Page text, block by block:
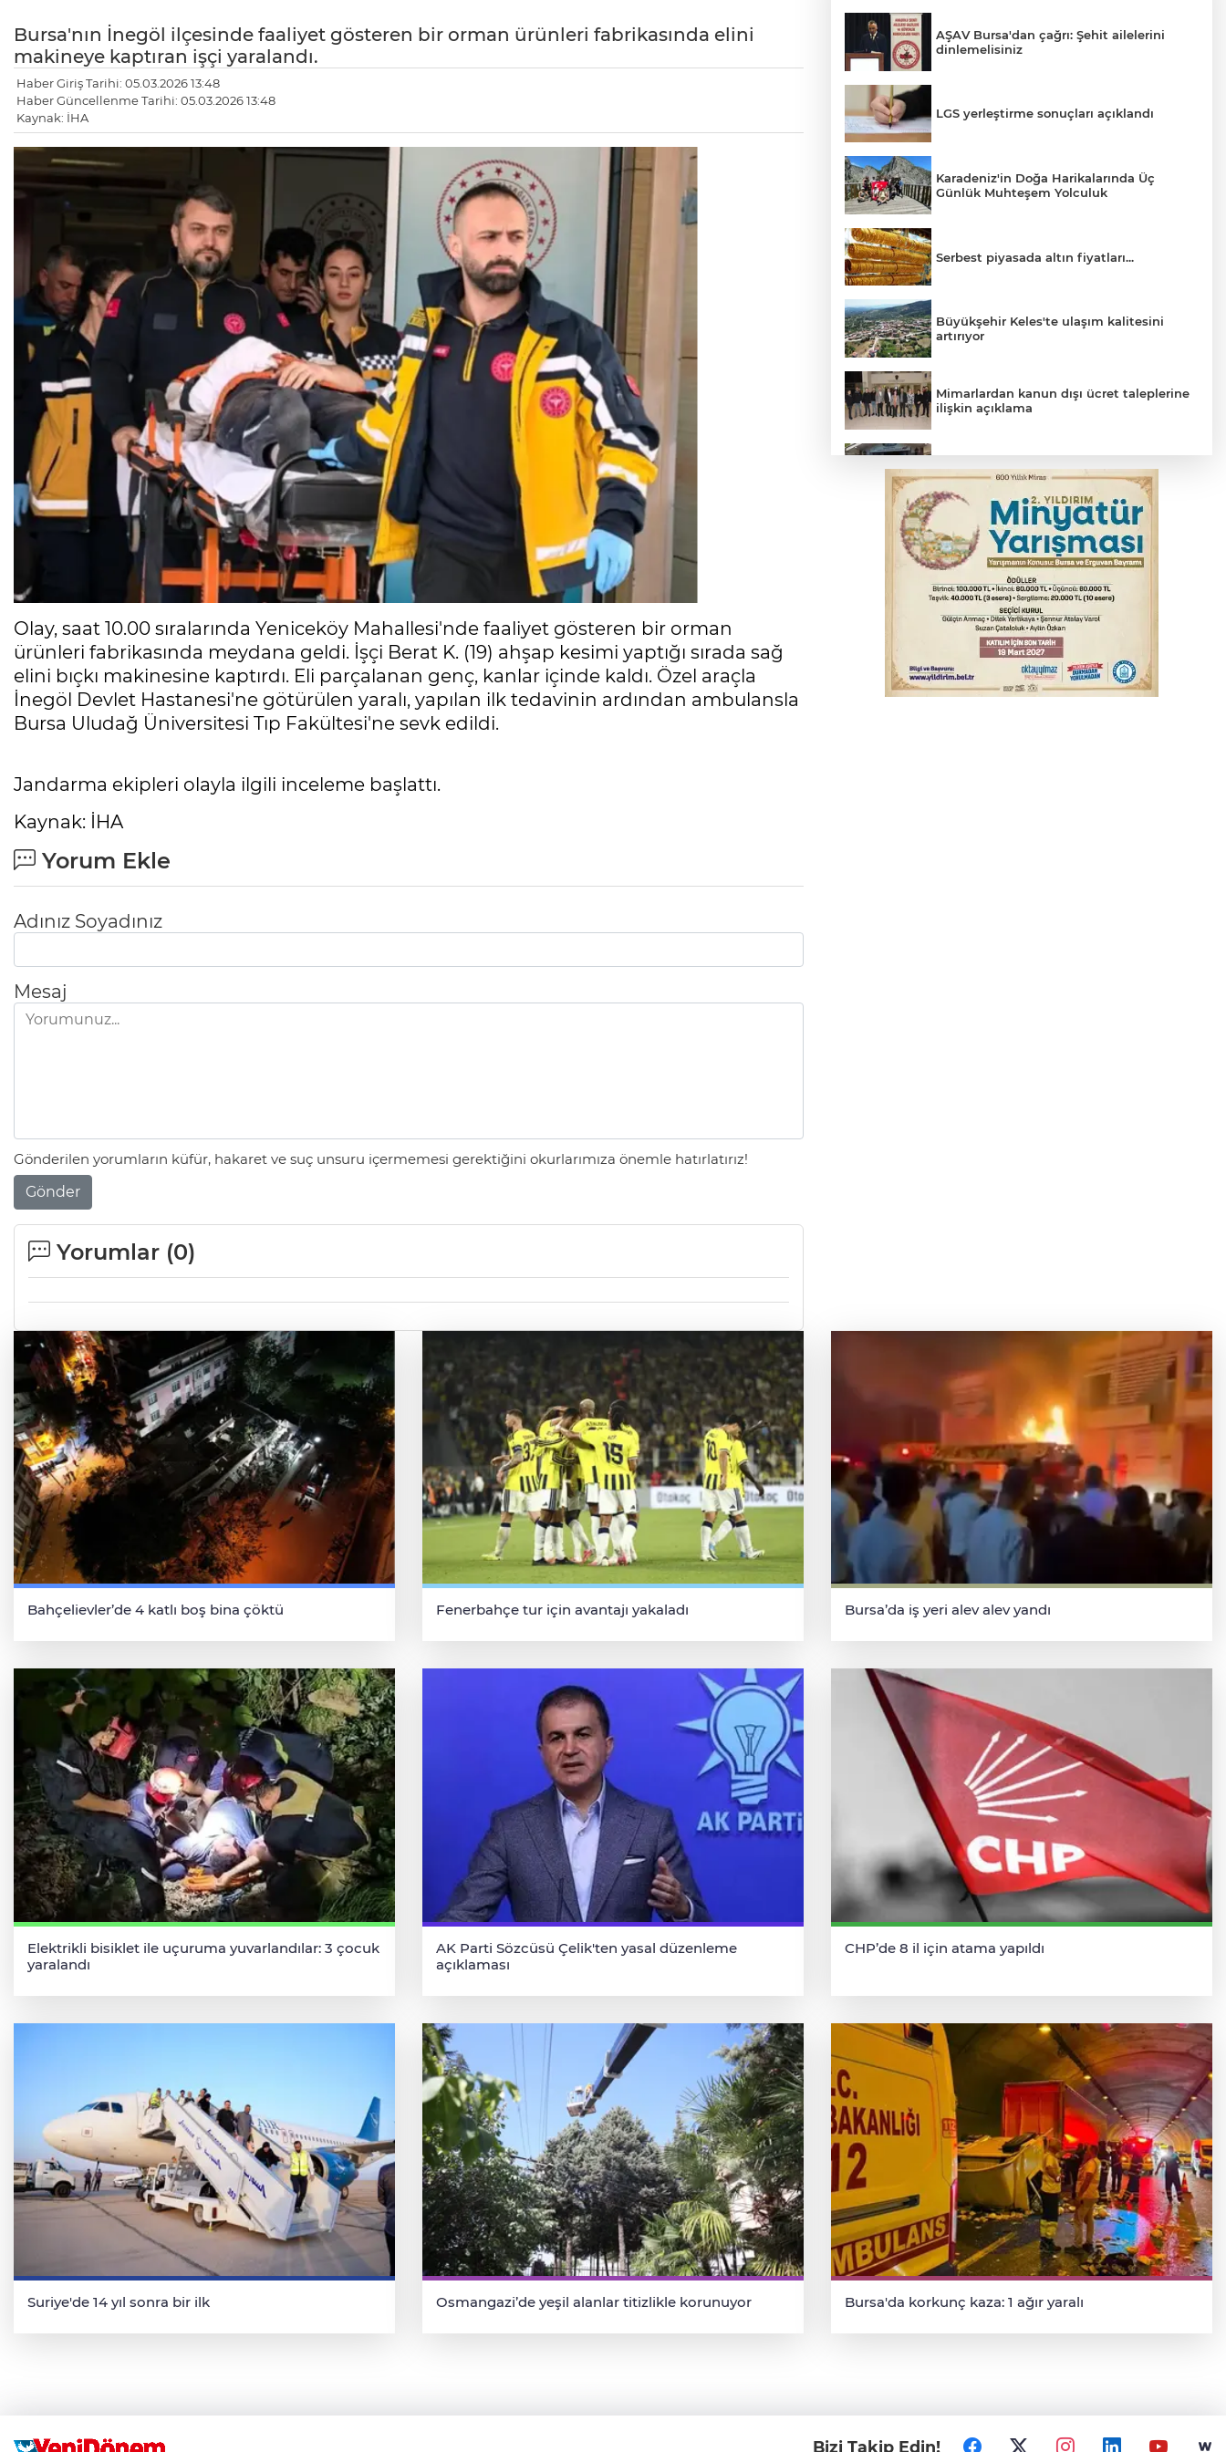
Bursa'nın İnegöl ilçesinde faaliyet gösteren bir orman ürünleri fabrikasında elini
makineye kaptıran işçi yaralandı.
Haber Giriş Tarihi: 05.03.2026 13:48
Haber Güncellenme Tarihi: 05.03.2026 13:48
Kaynak: İHA
Olay, saat 10.00 sıralarında Yeniceköy Mahallesi'nde faaliyet gösteren bir orman
ürünleri fabrikasında meydana geldi. İşçi Berat K. (19) ahşap kesimi yaptığı sırada sağ
elini bıçkı makinesine kaptırdı. Eli parçalanan genç, kanlar içinde kaldı. Özel araçla
İnegöl Devlet Hastanesi'ne götürülen yaralı, yapılan ilk tedavinin ardından ambulansla
Bursa Uludağ Üniversitesi Tıp Fakültesi'ne sevk edildi.
Jandarma ekipleri olayla ilgili inceleme başlattı.
Kaynak: İHA
Yorum Ekle
Adınız Soyadınız
Mesaj
Gönderilen yorumların küfür, hakaret ve suç unsuru içermemesi gerektiğini okurlarımıza önemle hatırlatırız!
Gönder
Yorumlar (0)
AŞAV Bursa'dan çağrı: Şehit ailelerini
dinlemelisiniz
LGS yerleştirme sonuçları açıklandı
Karadeniz'in Doğa Harikalarında Üç
Günlük Muhteşem Yolculuk
Serbest piyasada altın fiyatları...
Büyükşehir Keles'te ulaşım kalitesini
artırıyor
Mimarlardan kanun dışı ücret taleplerine
ilişkin açıklama
Başkan Aydın: Tüm imkanları sunuyoruz
Başkan Dalgıç: Denizler halkındır
Bursa’da bugün hava nasıl olacak?
Bursa'da kontrolden çıkan araç orta
refüje çıktı
Bahçelievler’de 4 katlı boş bina çöktü Fenerbahçe tur için avantajı yakaladı Bursa’da iş yeri alev alev yandı
Elektrikli bisiklet ile uçuruma yuvarlandılar: 3 çocuk
yaralandı
AK Parti Sözcüsü Çelik'ten yasal düzenleme
açıklaması
CHP’de 8 il için atama yapıldı
Suriye'de 14 yıl sonra bir ilk Osmangazi’de yeşil alanlar titizlikle korunuyor Bursa'da korkunç kaza: 1 ağır yaralı
Bizi Takip Edin!